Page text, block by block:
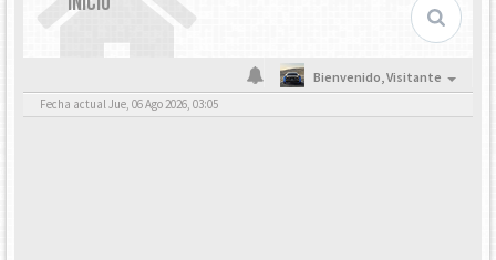
Bienvenido,Visitante
Fecha actual Jue, 06 Ago 2026, 03:05